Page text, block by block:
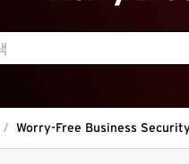
Worry-Free Business